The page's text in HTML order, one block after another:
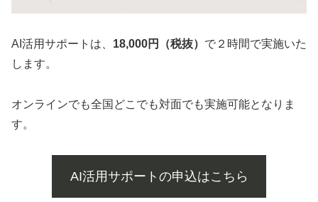
AI活用サポートは、 18,000円（税抜） で２時間で実施いた
します。
オンラインでも全国どこでも対面でも実施可能となりま
す。
AI活用サポートの申込はこちら